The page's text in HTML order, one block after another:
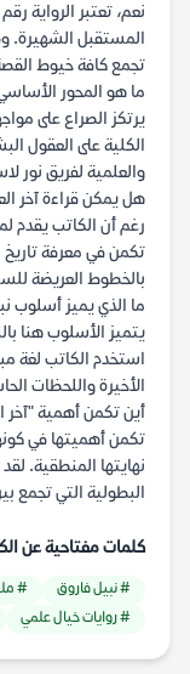
المستقبل الشهيرة.
تجمع كافة خيوط
ما هو المحور
يرتكز الصراع على
الكلية على العقول
والعلمية لفريق نور
هل يمكن قراءة آخر
رغم أن الكاتب يقدم
تكمن في معرفة
بالخطوط العريضة
ما الذي يميز أسلوب
يتميز الأسلوب هنا
استخدم الكاتب لغة
الأخيرة واللحظات
أين تكمن أهمية "آخر
تكمن أهميتها في
نهايتها المنطقية.
البطولية التي تجمع
كلمات مفتاحية عن
# نبيل فاروق #
# روايات خيال علمي